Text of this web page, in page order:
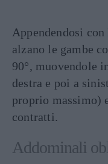
Appendendosi
alzano le gambe
90°, muovendole
destra e poi a
proprio massimo)
contratti.
Addominali